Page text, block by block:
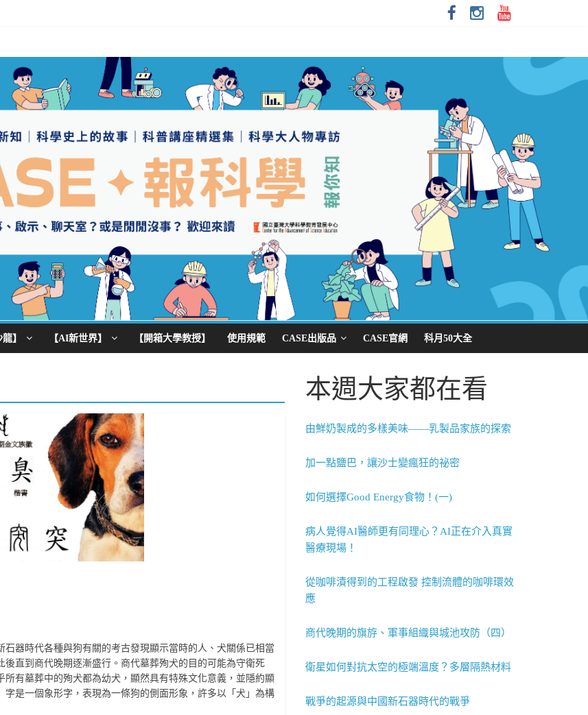
】 【AI新世界】 【開箱大學教授】 使用規範 CASE出版品 CASE官網 科月50大全
器時代各種與狗有關的考古發現顯示當時的人、犬關係已相當
直到商代晚期逐漸盛行。商代墓葬殉犬的目的可能為守衛死
有墓葬中的殉犬都為幼犬，顯然具有特殊文化意義，並隱約顯
是一個象形字，表現為一條狗的側面形象，許多以「犬」為構
本週大家都在看
由鮮奶製成的多樣美味——乳製品家族的探索
加一點鹽巴，讓沙士變瘋狂的祕密
如何選擇Good Energy食物！(一)
病人覺得AI醫師更有同理心？AI正在介入真實
醫療現場！
從咖啡漬得到的工程啟發 控制流體的咖啡環效
應
商代晚期的旗斿、軍事組織與城池攻防（四）
衛星如何對抗太空的極端溫度？多層隔熱材料
戰爭的起源與中國新石器時代的戰爭